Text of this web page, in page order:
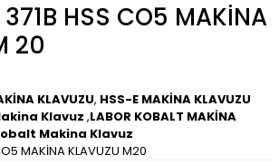
371B HSS CO5 MAKİNA
20
KLAVUZU, HSS-E MAKİNA KLAVUZU
Klavuz ,LABOR KOBALT MAKİNA
Makina Klavuz
MAKİNA KLAVUZU M20